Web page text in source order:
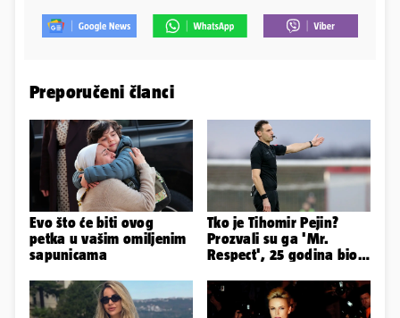
Preporučeni članci
Evo što će biti ovog
petka u vašim omiljenim
sapunicama
Tko je Tihomir Pejin?
Prozvali su ga 'Mr.
Respect', 25 godina bio
luku...